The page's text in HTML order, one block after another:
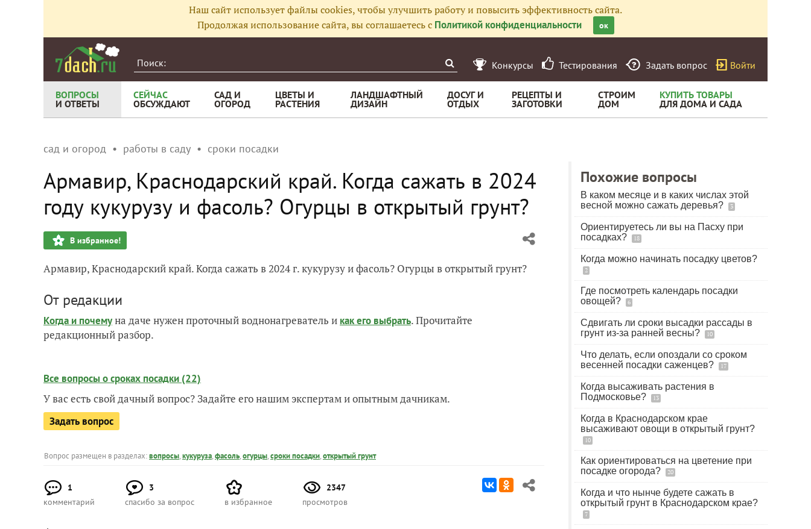
Наш сайт использует файлы cookies, чтобы улучшить работу и повысить эффективность сайта.
Продолжая использование сайта, вы соглашаетесь с Политикой конфиденциальности ок
Конкурсы Тестирования Задать вопрос Войти
ВОПРОСЫ
И ОТВЕТЫ
СЕЙЧАС
ОБСУЖДАЮТ
САД И
ОГОРОД
ЦВЕТЫ И
РАСТЕНИЯ
ЛАНДШАФТНЫЙ
ДИЗАЙН
ДОСУГ И
ОТДЫХ
РЕЦЕПТЫ И
ЗАГОТОВКИ
СТРОИМ
ДОМ
КУПИТЬ ТОВАРЫ
ДЛЯ ДОМА И САДА
сад и огород работы в саду сроки посадки
Армавир, Краснодарский край. Когда сажать в 2024
году кукурузу и фасоль? Огурцы в открытый грунт?
В избранное!
Армавир, Краснодарский край. Когда сажать в 2024 г. кукурузу и фасоль? Огурцы в открытый грунт?
От редакции
Когда и почемуна даче нужен проточный воднонагреватель и как его выбрать. Прочитайте
редакционный разбор.
Все вопросы о сроках посадки (22)
У вас есть свой дачный вопрос? Задайте его нашим экспертам и опытным дачникам.
Задать вопрос
Вопрос размещен в разделах:вопросы,кукуруза,фасоль,огурцы,сроки посадки,открытый грунт
1
комментарий
3
спасибо за вопрос
в избранное
2347
просмотров
Похожие вопросы
В каком месяце и в каких числах этой
весной можно сажать деревья?
3
Ориентируетесь ли вы на Пасху при
посадках?
18
Когда можно начинать посадку цветов?
2
Где посмотреть календарь посадки
овощей?
6
Сдвигать ли сроки высадки рассады в
грунт из-за ранней весны?
10
Что делать, если опоздали со сроком
весенней посадки саженцев?
17
Когда высаживать растения в
Подмосковье?
13
Когда в Краснодарском крае
высаживают овощи в открытый грунт?
10
Как ориентироваться на цветение при
посадке огорода?
20
Когда и что нынче будете сажать в
открытый грунт в Краснодарском крае?
7